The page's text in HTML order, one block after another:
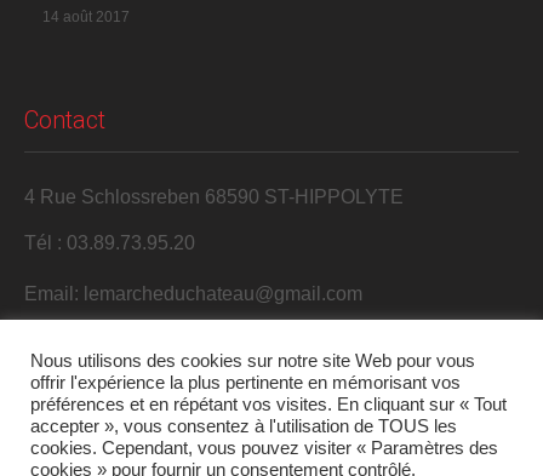
14 août 2017
Contact
4 Rue Schlossreben 68590 ST-HIPPOLYTE
Tél : 03.89.73.95.20
Email: lemarcheduchateau@gmail.com
Nous utilisons des cookies sur notre site Web pour vous
offrir l'expérience la plus pertinente en mémorisant vos
préférences et en répétant vos visites. En cliquant sur « Tout
accepter », vous consentez à l'utilisation de TOUS les
cookies. Cependant, vous pouvez visiter « Paramètres des
cookies » pour fournir un consentement contrôlé.